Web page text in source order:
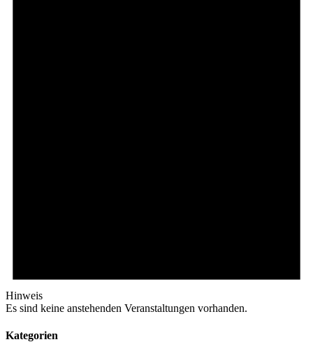
Hinweis
Es sind keine anstehenden Veranstaltungen vorhanden.
Kategorien